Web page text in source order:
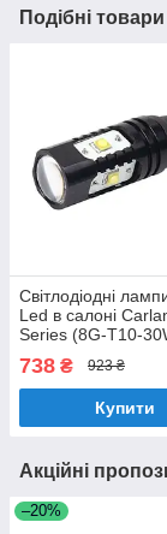
Подібні
Світлодіодні
Led в салоні
Series (8G-T10-
738 ₴ 923 ₴
Купити
Акційні
–20%